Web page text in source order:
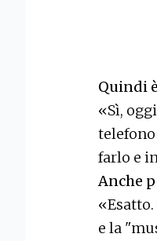
Quindi
«Sì,
farlo e
Anche
e la